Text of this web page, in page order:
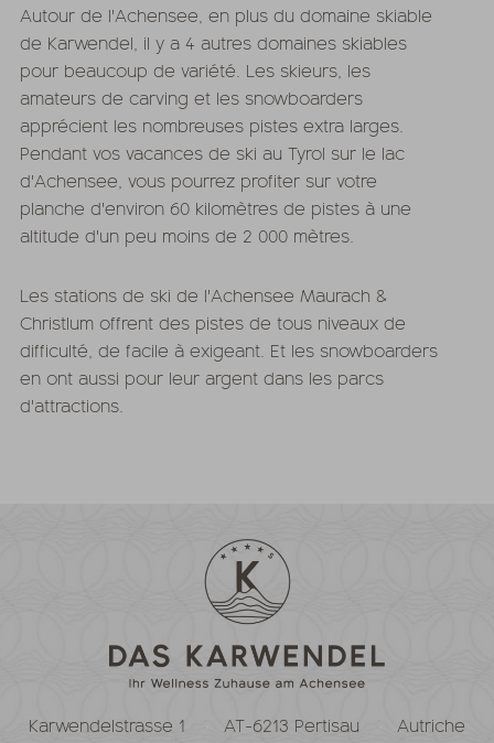
Autour de l'Achensee, en plus du domaine skiable
de Karwendel, il y a 4 autres domaines skiables
pour beaucoup de variété. Les skieurs, les
amateurs de carving et les snowboarders
apprécient les nombreuses pistes extra larges.
Pendant vos vacances de ski au Tyrol sur le lac
d'Achensee, vous pourrez profiter sur votre
planche d'environ 60 kilomètres de pistes à une
altitude d'un peu moins de 2 000 mètres.
Les stations de ski de l'Achensee Maurach &
Christlum offrent des pistes de tous niveaux de
difficulté, de facile à exigeant. Et les snowboarders
en ont aussi pour leur argent dans les parcs
d'attractions.
Karwendelstrasse 1 AT-6213 Pertisau Autriche